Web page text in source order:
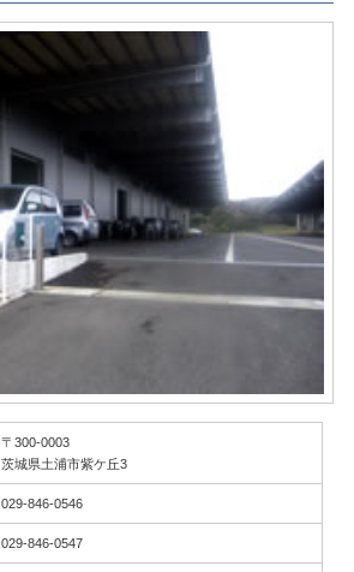
〒300-0003
茨城県土浦市紫ケ丘3
029-846-0546
029-846-0547